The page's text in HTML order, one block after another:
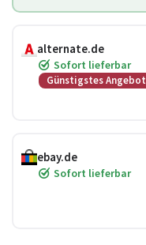
alternate.de
Sofort lieferbar
Günstigstes Angebot
ebay.de
Sofort lieferbar